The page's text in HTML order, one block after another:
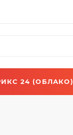
24 (ОБЛАКО)